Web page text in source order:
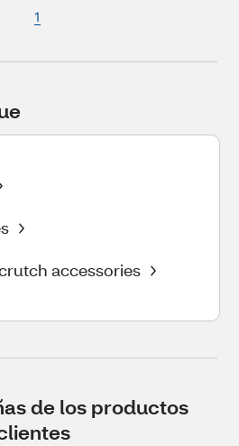
1
accessories
de los productos